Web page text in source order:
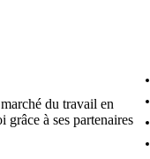
du travail en
à ses partenaires